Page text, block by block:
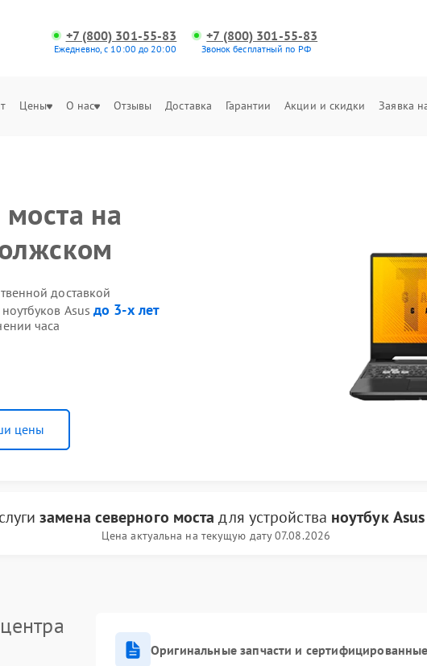
+7 (800) 301-55-83
Ежедневно, с 10:00 до 20:00
+7 (800) 301-55-83
Звонок бесплатный по РФ
Цены О нас Отзывы Доставка Гарантии Акции и скидки Заявка
на
доставкой
Asus до 3-х лет
часа
цены
замена северного моста для устройства ноутбук Asus
Цена актуальна на текущую дату 07.08.2026
Оригинальные запчасти и